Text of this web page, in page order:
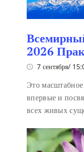
2026
7 сентября/
Это
впервые и
всех живых